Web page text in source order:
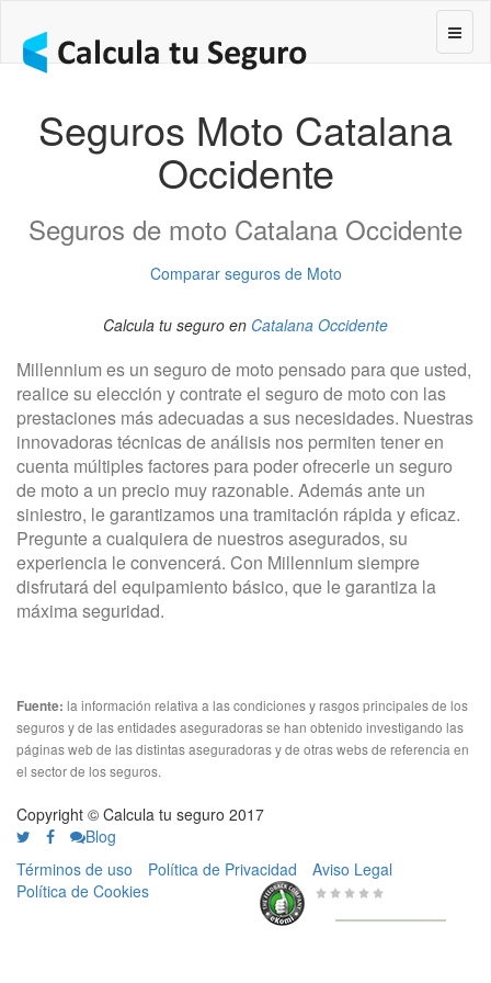
Seguros Moto Catalana
Occidente
Seguros de moto Catalana Occidente
Comparar seguros de Moto
Calcula tu seguro en Catalana Occidente
Millennium es un seguro de moto pensado para que usted,
realice su elección y contrate el seguro de moto con las
prestaciones más adecuadas a sus necesidades. Nuestras
innovadoras técnicas de análisis nos permiten tener en
cuenta múltiples factores para poder ofrecerle un seguro
de moto a un precio muy razonable. Además ante un
siniestro, le garantizamos una tramitación rápida y eficaz.
Pregunte a cualquiera de nuestros asegurados, su
experiencia le convencerá. Con Millennium siempre
disfrutará del equipamiento básico, que le garantiza la
máxima seguridad.
Fuente: la información relativa a las condiciones y rasgos principales de los
seguros y de las entidades aseguradoras se han obtenido investigando las
páginas web de las distintas aseguradoras y de otras webs de referencia en
el sector de los seguros.
Copyright © Calcula tu seguro 2017
Blog
Términos de uso
Política de Privacidad
Aviso Legal
Política de Cookies